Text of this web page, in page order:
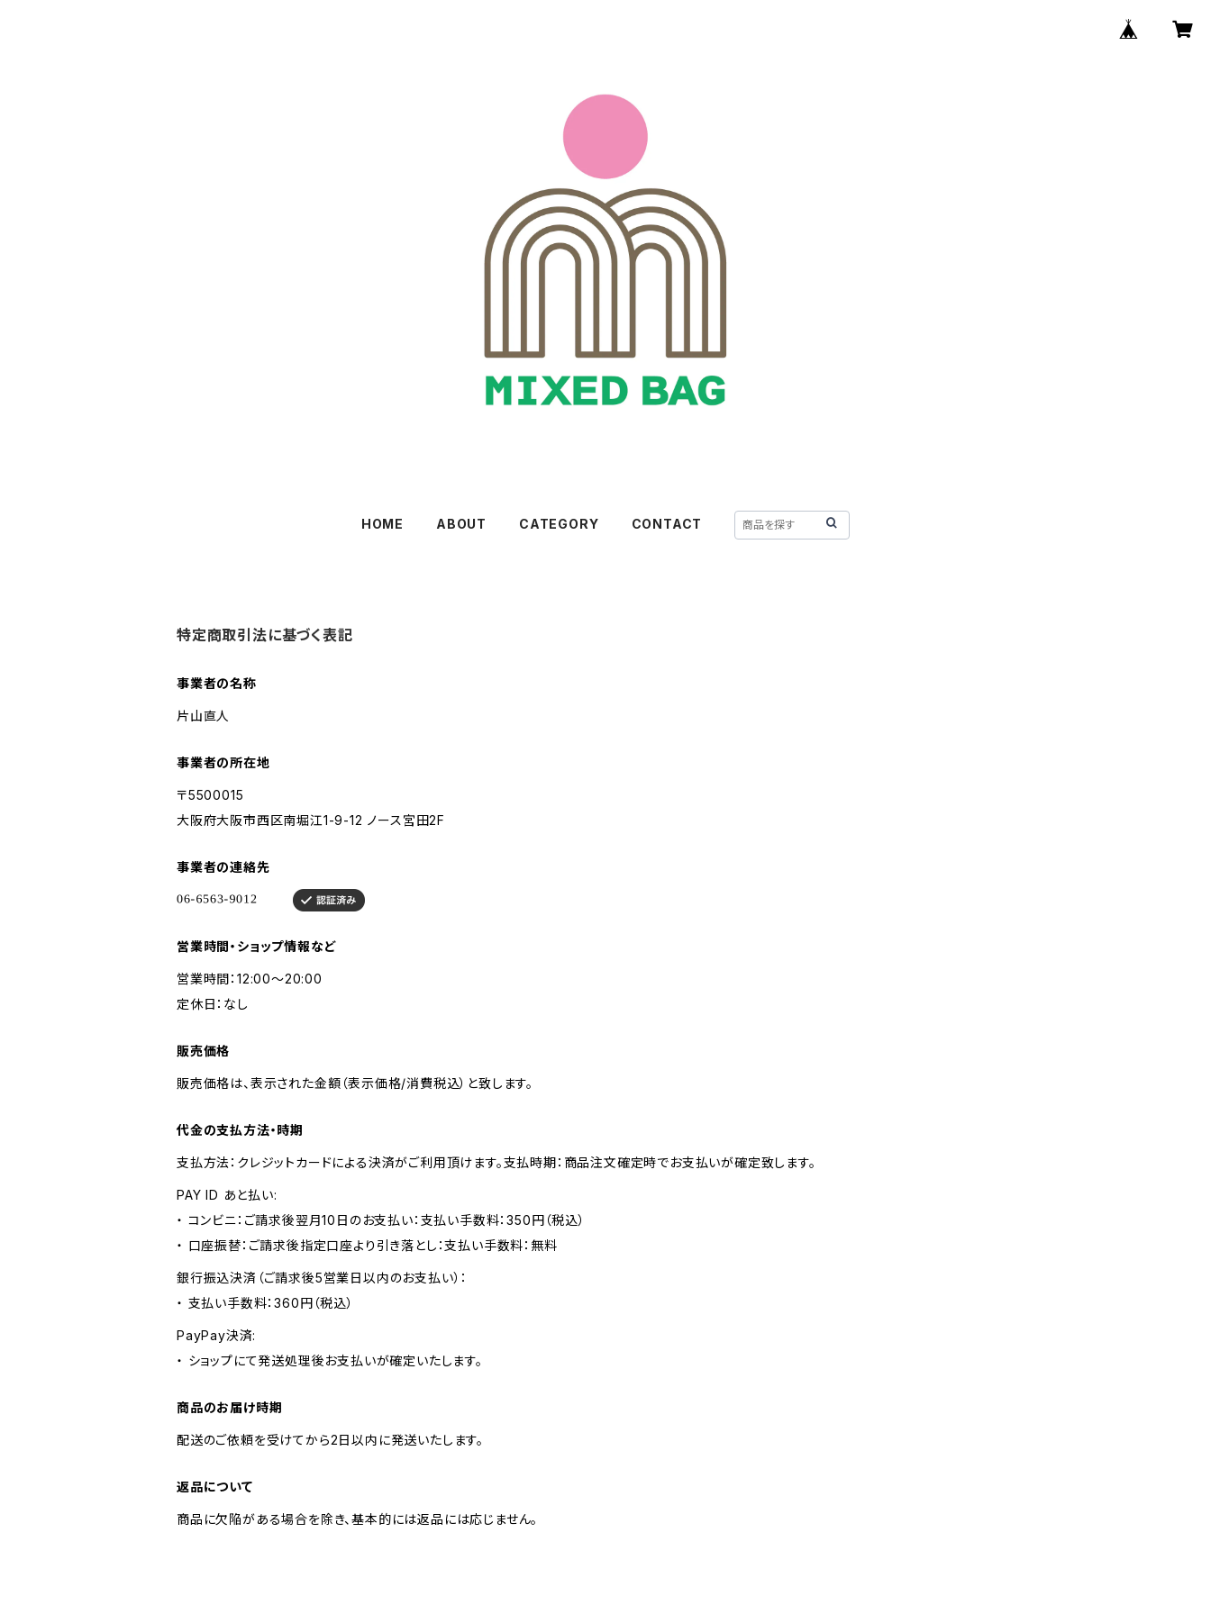
HOME ABOUT CATEGORY CONTACT
特定商取引法に基づく表記
事業者の名称
片山直人
事業者の所在地
〒5500015
大阪府大阪市西区南堀江1-9-12 ノース宮田2F
事業者の連絡先
営業時間・ショップ情報など
営業時間：12:00～20:00
定休日：なし
販売価格
販売価格は、表示された金額（表示価格/消費税込）と致します。
代金の支払方法・時期
支払方法：クレジットカードによる決済がご利用頂けます。支払時期：商品注文確定時でお支払いが確定致します。
PAY ID あと払い:
・ コンビニ：ご請求後翌月10日のお支払い：支払い手数料：350円（税込）
・ 口座振替：ご請求後指定口座より引き落とし：支払い手数料：無料
銀行振込決済（ご請求後5営業日以内のお支払い）：
・ 支払い手数料：360円（税込）
PayPay決済:
・ ショップにて発送処理後お支払いが確定いたします。
商品のお届け時期
配送のご依頼を受けてから2日以内に発送いたします。
返品について
商品に欠陥がある場合を除き、基本的には返品には応じません。